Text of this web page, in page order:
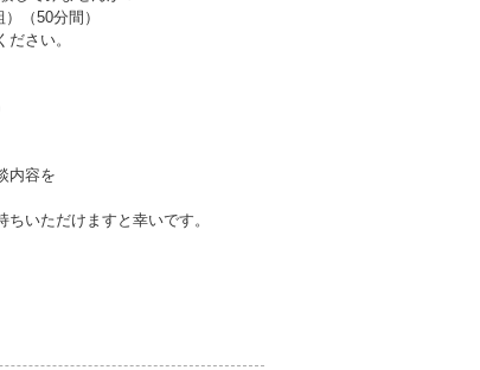
（50分間）
さい。
内容を
いただけますと幸いです。